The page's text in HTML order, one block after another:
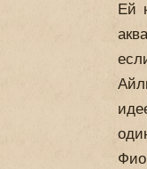
Ей